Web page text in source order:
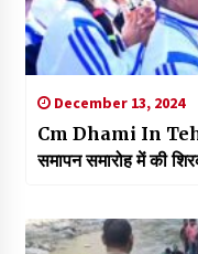
December 13, 2024
Cm Dhami In
समापन समारोह में की